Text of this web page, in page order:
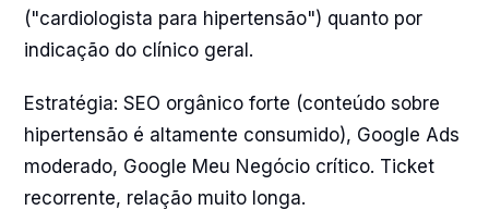
("cardiologista para hipertensão") quanto por
indicação do clínico geral.
Estratégia: SEO orgânico forte (conteúdo sobre
hipertensão é altamente consumido), Google Ads
moderado, Google Meu Negócio crítico. Ticket
recorrente, relação muito longa.